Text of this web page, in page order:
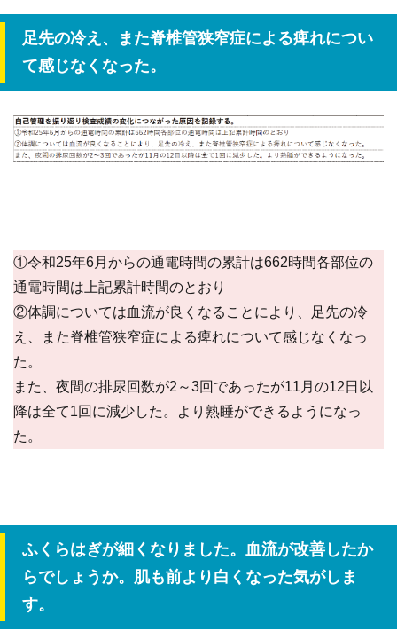
足先の冷え、また脊椎管狭窄症による痺れについ
て感じなくなった。
①令和25年6月からの通電時間の累計は662時間各部位の
通電時間は上記累計時間のとおり
②体調については血流が良くなることにより、足先の冷
え、また脊椎管狭窄症による痺れについて感じなくなっ
た。
また、夜間の排尿回数が2～3回であったが11月の12日以
降は全て1回に減少した。より熟睡ができるようになっ
た。
ふくらはぎが細くなりました。血流が改善したか
らでしょうか。肌も前より白くなった気がしま
す。